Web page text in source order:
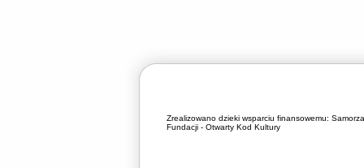
Zrealizowano dzieki wsparciu finansowemu:
Fundacji - Otwarty Kod Kultury